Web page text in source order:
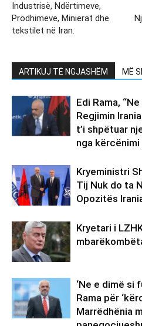
Industrisë, Ndërtimeve,
Prodhimeve, Minierat dhe
tekstilet në Iran.
ARTIKUJ TË NGJASHËM MË
Edi Rama,
Regjimin
t’i shpëtuar
nga
Kryeministri
Tij Nuk do ta
Opozitës
Kryetari i
‘Ne e dimë si
Rama për
Marrëdhënia